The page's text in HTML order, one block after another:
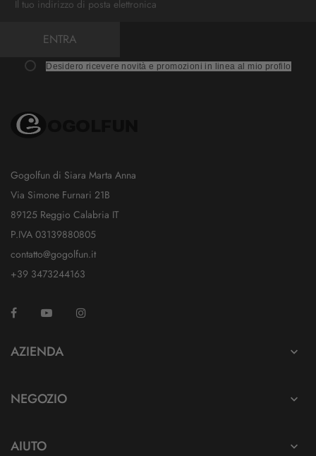
ENTRA
Desidero ricevere novità e promozioni in linea al mio profilo
Gogolfun di Siara Marta Anna
Via Simone Furnari 21B
89125 Reggio Calabria IT
P.IVA 03139880805
contatto@gogolfun.it
+39 3473244163
Facebook YouTube
AZIENDA 
NEGOZIO 
AIUTO 